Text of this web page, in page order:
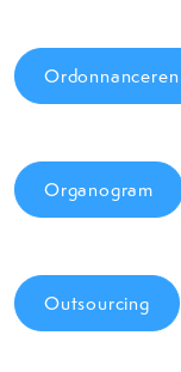
Ordonnanceren
Organogram
Outsourcing